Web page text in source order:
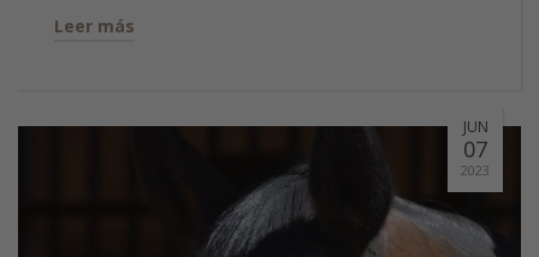
Leer más
JUN
07
2023